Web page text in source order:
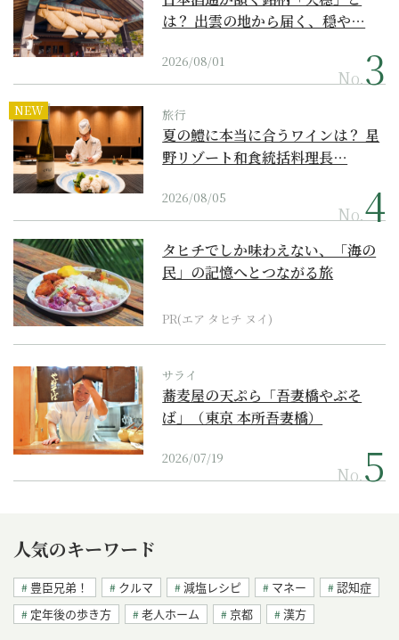
は？ 出雲の地から届く、穏や…
2026/08/01
No.
NEW 旅行
夏の鱧に本当に合うワインは？ 星
野リゾート和食統括料理長…
2026/08/05
No.
タヒチでしか味わえない、「海の
民」の記憶へとつながる旅
PR(エア タヒチ ヌイ)
サライ
蕎麦屋の天ぷら「吾妻橋やぶそ
ば」（東京 本所吾妻橋）
2026/07/19
No.
人気のキーワード
豊臣兄弟！ クルマ 減塩レシピ マネー
認知症
定年後の歩き方
老人ホーム 京都 漢方